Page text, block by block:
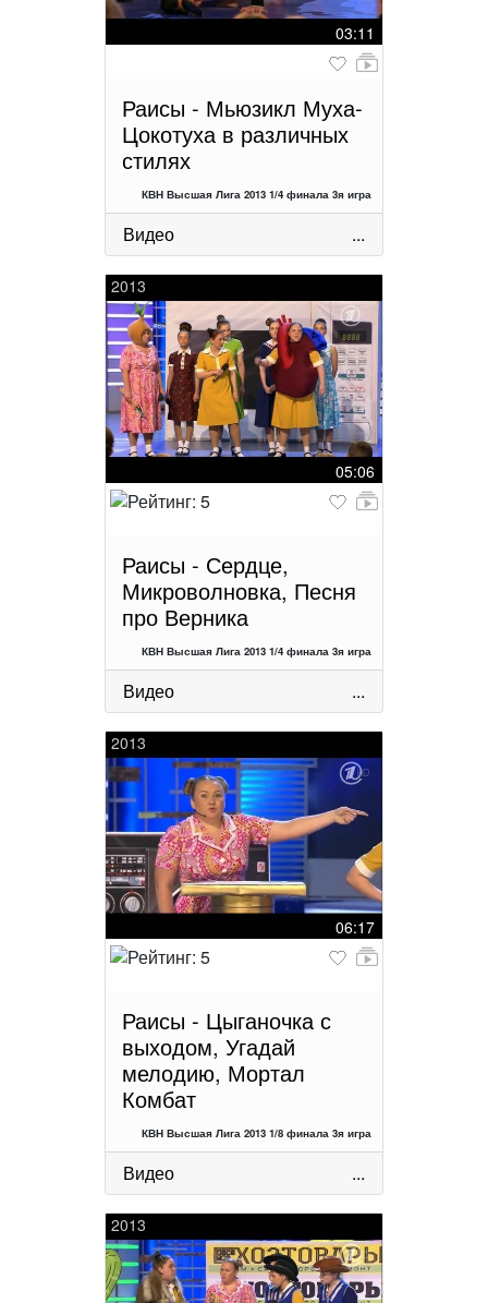
03:11
Раисы - Мьюзикл Муха-
Цокотуха в различных
стилях
КВН Высшая Лига 2013 1/4 финала 3я игра
Видео ...
2013
05:06
Раисы - Сердце,
Микроволновка, Песня
про Верника
КВН Высшая Лига 2013 1/4 финала 3я игра
Видео ...
2013
06:17
Раисы - Цыганочка с
выходом, Угадай
мелодию, Мортал
Комбат
КВН Высшая Лига 2013 1/8 финала 3я игра
Видео ...
2013